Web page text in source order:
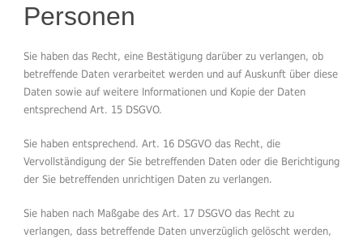
Personen
Sie haben das Recht, eine Bestätigung darüber zu verlangen, ob
betreffende Daten verarbeitet werden und auf Auskunft über diese
Daten sowie auf weitere Informationen und Kopie der Daten
entsprechend Art. 15 DSGVO.
Sie haben entsprechend. Art. 16 DSGVO das Recht, die
Vervollständigung der Sie betreffenden Daten oder die Berichtigung
der Sie betreffenden unrichtigen Daten zu verlangen.
Sie haben nach Maßgabe des Art. 17 DSGVO das Recht zu
verlangen, dass betreffende Daten unverzüglich gelöscht werden,